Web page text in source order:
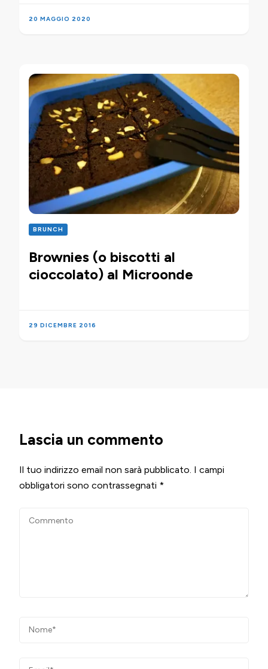
20 MAGGIO 2020
BRUNCH
Brownies (o biscotti al
cioccolato) al Microonde
29 DICEMBRE 2016
Lascia un commento
Il tuo indirizzo email non sarà pubblicato. I campi
obbligatori sono contrassegnati *